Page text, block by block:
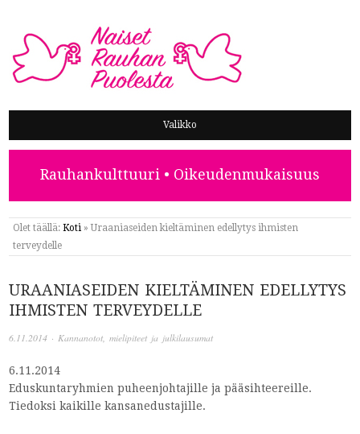
NAISET RAUHAN PUOLESTA
Valikko
Rauhankulttuuri • Oikeudenmukaisuus
Olet täällä: Koti » Uraaniaseiden kieltäminen edellytys ihmisten
terveydelle
URAANIASEIDEN KIELTÄMINEN EDELLYTYS
IHMISTEN TERVEYDELLE
6.11.2014 ·Kannanotot, mielipiteet ja julkilausumat
6.11.2014
Eduskuntaryhmien puheenjohtajille ja pääsihteereille.
Tiedoksi kaikille kansanedustajille.